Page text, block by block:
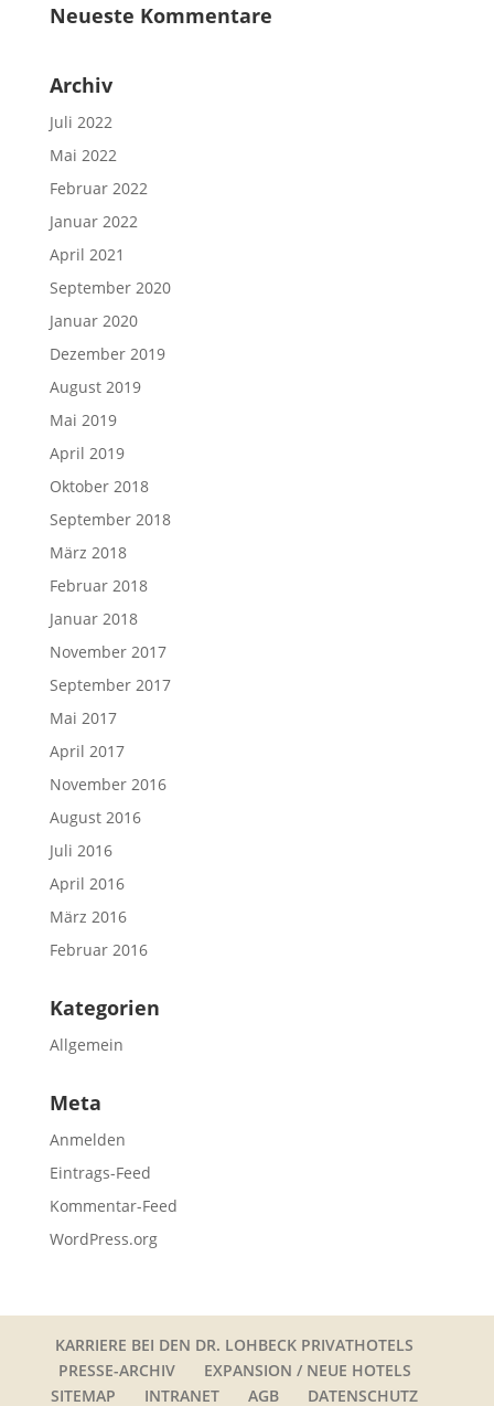
Neueste Kommentare
Archiv
Juli 2022
Mai 2022
Februar 2022
Januar 2022
April 2021
September 2020
Januar 2020
Dezember 2019
August 2019
Mai 2019
April 2019
Oktober 2018
September 2018
März 2018
Februar 2018
Januar 2018
November 2017
September 2017
Mai 2017
April 2017
November 2016
August 2016
Juli 2016
April 2016
März 2016
Februar 2016
Kategorien
Allgemein
Meta
Anmelden
Eintrags-Feed
Kommentar-Feed
WordPress.org
KARRIERE BEI DEN DR. LOHBECK PRIVATHOTELS
PRESSE-ARCHIV
EXPANSION / NEUE HOTELS
SITEMAP
INTRANET AGB DATENSCHUTZ